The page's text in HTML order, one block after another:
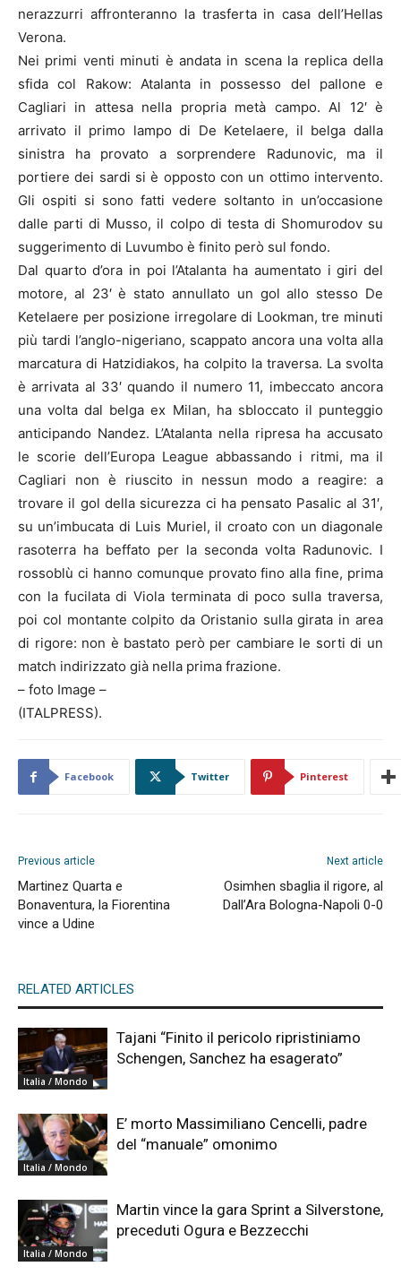
nerazzurri affronteranno la trasferta in casa dell’Hellas
Verona.
Nei primi venti minuti è andata in scena la replica della
sfida col Rakow: Atalanta in possesso del pallone e
Cagliari in attesa nella propria metà campo. Al 12′ è
arrivato il primo lampo di De Ketelaere, il belga dalla
sinistra ha provato a sorprendere Radunovic, ma il
portiere dei sardi si è opposto con un ottimo intervento.
Gli ospiti si sono fatti vedere soltanto in un’occasione
dalle parti di Musso, il colpo di testa di Shomurodov su
suggerimento di Luvumbo è finito però sul fondo.
Dal quarto d’ora in poi l’Atalanta ha aumentato i giri del
motore, al 23′ è stato annullato un gol allo stesso De
Ketelaere per posizione irregolare di Lookman, tre minuti
più tardi l’anglo-nigeriano, scappato ancora una volta alla
marcatura di Hatzidiakos, ha colpito la traversa. La svolta
è arrivata al 33′ quando il numero 11, imbeccato ancora
una volta dal belga ex Milan, ha sbloccato il punteggio
anticipando Nandez. L’Atalanta nella ripresa ha accusato
le scorie dell’Europa League abbassando i ritmi, ma il
Cagliari non è riuscito in nessun modo a reagire: a
trovare il gol della sicurezza ci ha pensato Pasalic al 31′,
su un’imbucata di Luis Muriel, il croato con un diagonale
rasoterra ha beffato per la seconda volta Radunovic. I
rossoblù ci hanno comunque provato fino alla fine, prima
con la fucilata di Viola terminata di poco sulla traversa,
poi col montante colpito da Oristanio sulla girata in area
di rigore: non è bastato però per cambiare le sorti di un
match indirizzato già nella prima frazione.
– foto Image –
(ITALPRESS).
Facebook Twitter Pinterest
Previous article
Martinez Quarta e
Bonaventura, la Fiorentina
vince a Udine
Next article
Osimhen sbaglia il rigore, al
Dall’Ara Bologna-Napoli 0-0
RELATED ARTICLES
Italia / Mondo
Tajani “Finito il pericolo ripristiniamo
Schengen, Sanchez ha esagerato”
Italia / Mondo
E’ morto Massimiliano Cencelli, padre
del “manuale” omonimo
Italia / Mondo
Martin vince la gara Sprint a Silverstone,
preceduti Ogura e Bezzecchi